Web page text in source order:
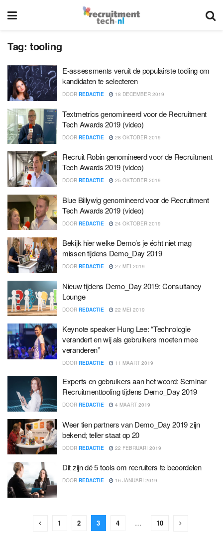
Tag: tooling
E-assessments veruit de populairste tooling om
kandidaten te selecteren
DOOR REDACTIE 18 DECEMBER 2019
Textmetrics genomineerd voor de Recruitment
Tech Awards 2019 (video)
DOOR REDACTIE 28 OKTOBER 2019
Recruit Robin genomineerd voor de Recruitment
Tech Awards 2019 (video)
DOOR REDACTIE 25 OKTOBER 2019
Blue Billywig genomineerd voor de Recruitment
Tech Awards 2019 (video)
DOOR REDACTIE 24 OKTOBER 2019
Bekijk hier welke Demo’s je écht niet mag
missen tijdens Demo_Day 2019
DOOR REDACTIE 27 MEI 2019
Nieuw tijdens Demo_Day 2019: Consultancy
Lounge
DOOR REDACTIE 22 MEI 2019
Keynote speaker Hung Lee: “Technologie
verandert en wij als gebruikers moeten mee
veranderen”
DOOR REDACTIE 11 MAART 2019
Experts en gebruikers aan het woord: Seminar
Recruitmenttooling tijdens Demo_Day 2019
DOOR REDACTIE 4 MAART 2019
Weer tien partners van Demo_Day 2019 zijn
bekend; teller staat op 20
DOOR REDACTIE 22 FEBRUARI 2019
Dit zijn dé 5 tools om recruiters te beoordelen
DOOR REDACTIE 16 JANUARI 2019
1 2 3 4 … 10